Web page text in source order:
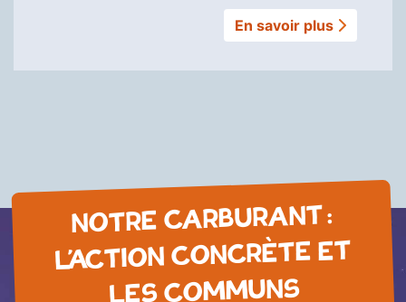
En savoir plus
NOTRE CARBURANT :
L’ACTION CONCRÈTE ET
LES COMMUNS